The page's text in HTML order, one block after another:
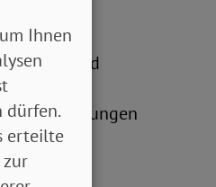
sondern
und
Behinderungen
Ihnen
dürfen.
erteilte